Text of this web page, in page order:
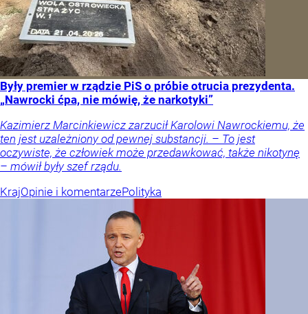
Były premier w rządzie PiS o próbie otrucia prezydenta.
„Nawrocki ćpa, nie mówię, że narkotyki”
Kazimierz Marcinkiewicz zarzucił Karolowi Nawrockiemu, że
ten jest uzależniony od pewnej substancji. – To jest
oczywiste, że człowiek może przedawkować, także nikotynę
– mówił były szef rządu.
KrajOpinie i komentarzePolityka